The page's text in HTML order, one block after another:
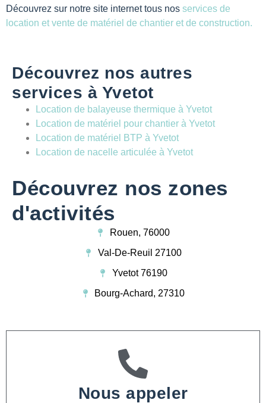
Découvrez sur notre site internet tous nos services de
location et vente de matériel de chantier et de construction.
Découvrez nos autres
services à Yvetot
Location de balayeuse thermique à Yvetot
Location de matériel pour chantier à Yvetot
Location de matériel BTP à Yvetot
Location de nacelle articulée à Yvetot
Découvrez nos zones
d'activités
Rouen, 76000
Val-De-Reuil 27100
Yvetot 76190
Bourg-Achard, 27310
Nous appeler